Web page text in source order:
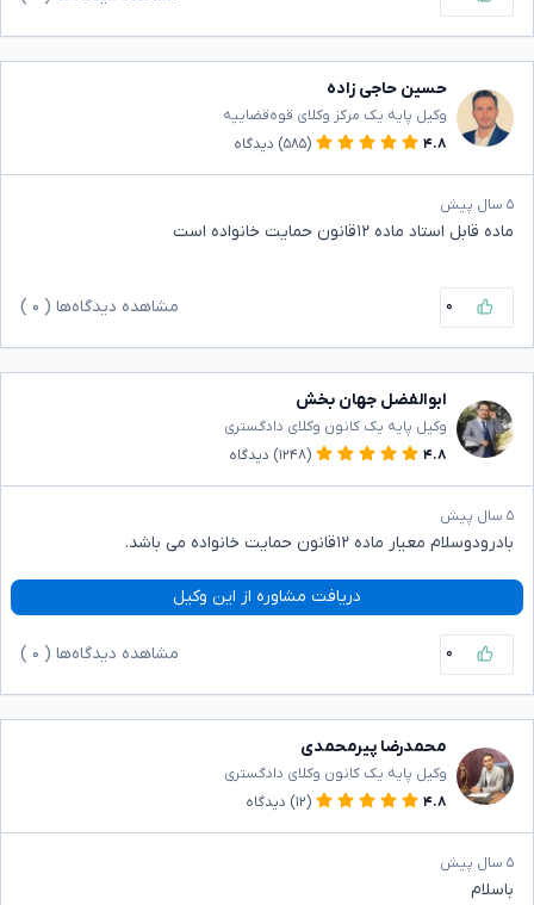
حسین حاجی زاده
وکیل پایه یک مرکز وکلای قوه‌قضاییه
۴.۸
(۵۸۵) دیدگاه
۵ سال پیش
ماده قابل استاد ماده ۱۲قانون حمایت خانواده است
۰ مشاهده دیدگاه‌ها ( ۰
ابوالفضل جهان بخش
وکیل پایه یک کانون وکلای دادگستری
۴.۸
(۱۲۴۸) دیدگاه
۵ سال پیش
بادرودوسلام معیار ماده ۱۲قانون حمایت خانواده می باشد.
دریافت مشاوره از این وکیل
۰ مشاهده دیدگاه‌ها ( ۰
محمدرضا پیرمحمدی
وکیل پایه یک کانون وکلای دادگستری
۴.۸
(۱۲) دیدگاه
۵ سال پیش
باسلام